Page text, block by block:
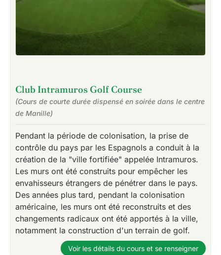
Club Intramuros Golf Course
(Cours de courte durée dispensé en soirée dans le centre
de Manille)
Pendant la période de colonisation, la prise de
contrôle du pays par les Espagnols a conduit à la
création de la "ville fortifiée" appelée Intramuros.
Les murs ont été construits pour empêcher les
envahisseurs étrangers de pénétrer dans le pays.
Des années plus tard, pendant la colonisation
américaine, les murs ont été reconstruits et des
changements radicaux ont été apportés à la ville,
notamment la construction d'un terrain de golf.
Voir les détails du cours et se renseigner